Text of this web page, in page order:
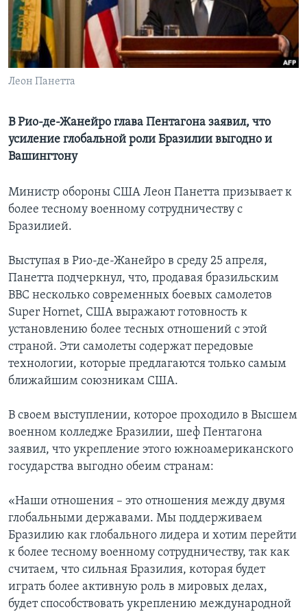
Learning English
СОЦИАЛЬНЫЕ СЕТИ
Языки
Леон Панетта
В Рио-де-Жанейро глава Пентагона заявил, что
усиление глобальной роли Бразилии выгодно и
Вашингтону
Министр обороны США Леон Панетта призывает к
более тесному военному сотрудничеству с
Бразилией.
Выступая в Рио-де-Жанейро в среду 25 апреля,
Панетта подчеркнул, что, продавая бразильским
ВВС несколько современных боевых самолетов
Super Hornet, США выражают готовность к
установлению более тесных отношений с этой
страной. Эти самолеты содержат передовые
технологии, которые предлагаются только самым
ближайшим союзникам США.
В своем выступлении, которое проходило в Высшем
военном колледже Бразилии, шеф Пентагона
заявил, что укрепление этого южноамериканского
государства выгодно обеим странам:
«Наши отношения – это отношения между двумя
глобальными державами. Мы поддерживаем
Бразилию как глобального лидера и хотим перейти
к более тесному военному сотрудничеству, так как
считаем, что сильная Бразилия, которая будет
играть более активную роль в мировых делах,
будет способствовать укреплению международной